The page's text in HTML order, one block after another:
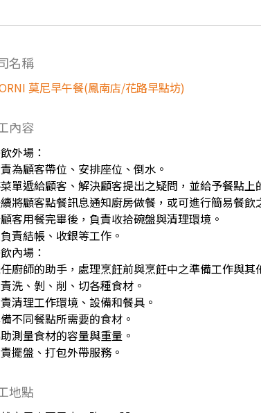
名稱
莫尼早午餐(鳳南店/花路早點坊)
內容
外場：
為顧客帶位、安排座位、倒水。
單遞給顧客、解決顧客提出之疑問，並給予餐點上
將顧客點餐訊息通知廚房做餐，或可進行簡易餐
客用餐完畢後，負責收拾碗盤與清理環境。
責結帳、收銀等工作。
內場：
廚師的助手，處理烹飪前與烹飪中之準備工作與其
洗、剝、削、切各種食材。
清理工作環境、設備和餐具。
不同餐點所需要的食材。
測量食材的容量與重量。
擺盤、打包外帶服務。
地點